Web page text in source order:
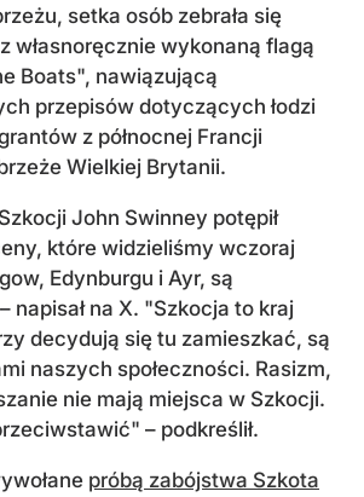
setka osób zebrała się
własnoręcznie wykonaną flagą
Boats", nawiązującą
przepisów dotyczących łodzi
z północnej Francji
Wielkiej Brytanii.
John Swinney potępił
które widzieliśmy wczoraj
Edynburgu i Ayr, są
napisał na X. "Szkocja to kraj
decydują się tu zamieszkać, są
naszych społeczności. Rasizm,
nie mają miejsca w Szkocji.
– podkreślił.
próbą zabójstwa Szkota